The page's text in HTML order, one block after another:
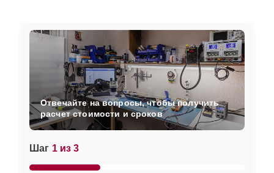
Шаг 1 из 3
Отвечайте на вопросы, чтобы получить
расчет стоимости и сроков